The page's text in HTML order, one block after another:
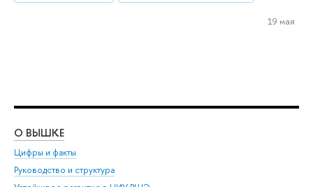
19 мая
О ВЫШКЕ
Цифры и факты
Руководство и структура